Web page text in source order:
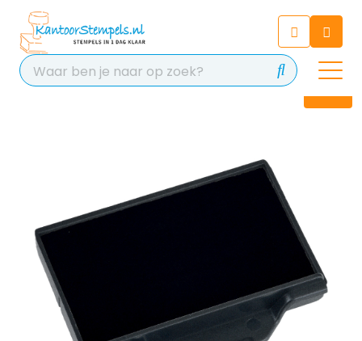
Chat 24/7 met onze chatbot
voor hulp
Contact